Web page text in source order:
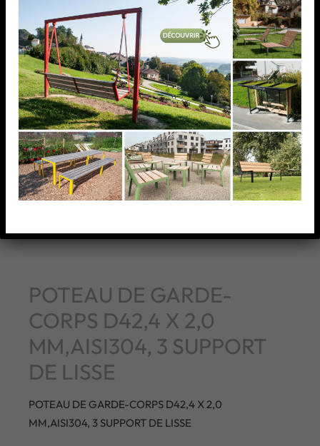
POTEAU DE GARDE-
CORPS D42,4 X 2,0
MM,AISI304, 3 SUPPORT
DE LISSE
POTEAU DE GARDE-CORPS D42,4 X 2,0
MM,AISI304, 3 SUPPORT DE LISSE